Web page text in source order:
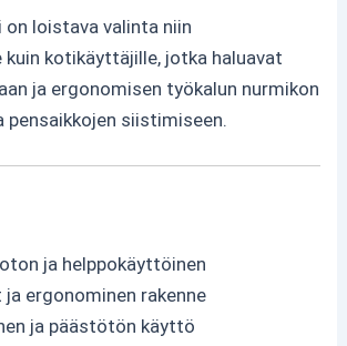
loistava valinta niin
kotikäyttäjille, jotka haluavat
ja ergonomisen työkalun nurmikon
pensaikkojen siistimiseen.
ja helppokäyttöinen
ja ergonominen rakenne
ja päästötön käyttö